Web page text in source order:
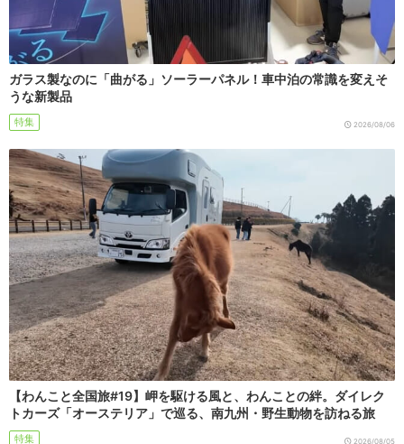
ガラス製なのに「曲がる」ソーラーパネル！車中泊の常識を変えそ
うな新製品
特集 2026/08/06
【わんこと全国旅#19】岬を駆ける風と、わんことの絆。ダイレク
トカーズ「オーステリア」で巡る、南九州・野生動物を訪ねる旅
特集 2026/08/05